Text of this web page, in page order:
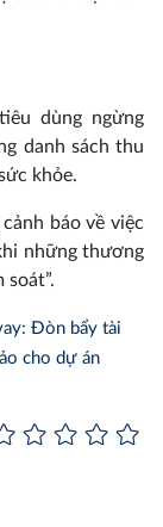
dùng ngừng
danh sách thu
khỏe.
báo về việc
những thương
soát”.
Đòn bẩy tài
cho dự án